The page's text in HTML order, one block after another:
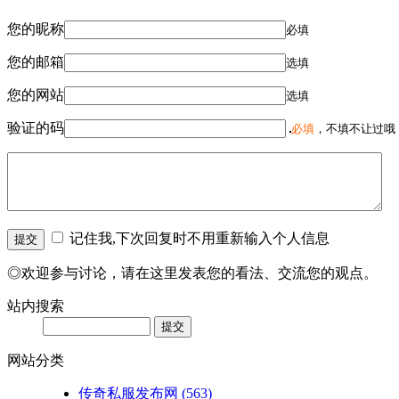
您的昵称 必填
您的邮箱 选填
您的网站 选填
验证的码 必填 ，不填不让过
记住我,下次回复时不用重新输入个人信息
◎欢迎参与讨论，请在这里发表您的看法、交流您的观点。
站内搜索
网站分类
传奇私服发布网 (563)